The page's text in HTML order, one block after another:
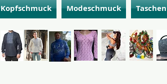
Kopfschmuck Modeschmuck Taschen